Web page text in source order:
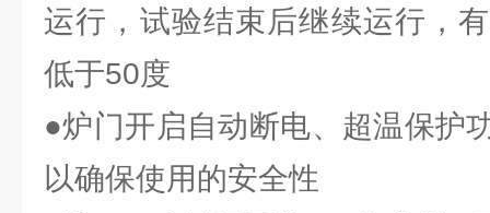
运行，试验结束后继续运行，
低于50度
●炉门开启自动断电、超温保护
以确保使用的安全性